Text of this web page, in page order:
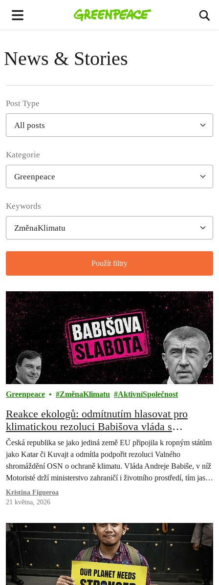
News & Stories
Post Type
Kategorie
Keywords
Použít filtry
Filtered results
Greenpeace ZměnaKlimatu AktivníSpolečnost
Reakce ekologů: odmítnutím hlasovat pro
klimatickou rezoluci Babišova vláda s
Motoristy ukázala, že odmítá řešit naši
budoucnost
Česká republika se jako jediná země EU připojila k ropným státům
jako Katar či Kuvajt a odmítla podpořit rezoluci Valného
shromáždění OSN o ochraně klimatu. Vláda Andreje Babiše, v níž
Motoristé drží ministerstvo zahraničí i životního prostředí, tím jasně
ukázala, že ochrana přírody a budoucnost lidí ohrožených
klimatickou krizí pro ni nejsou důležité. Rezoluce měla…
Kristina Figueroa
21 května, 2026